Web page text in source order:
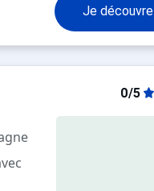
Je découvre
0/5